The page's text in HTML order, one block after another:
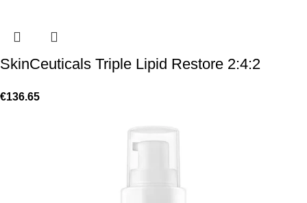
SkinCeuticals Triple Lipid Restore 2:4:2
€136.65